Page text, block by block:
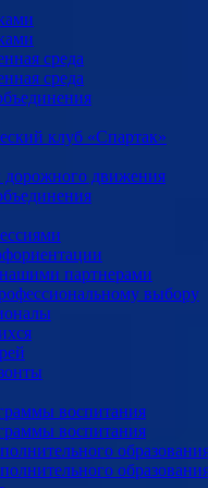
среда
среда
клуб «Спартак»
движения
партнерами
выбору
воспитания
воспитания